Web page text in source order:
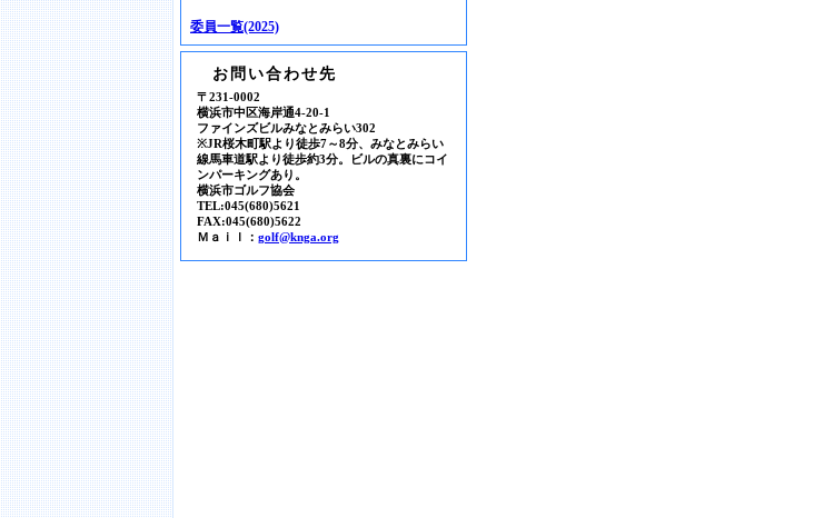
委員一覧(2025)
お問い合わせ先
〒231-0002
横浜市中区海岸通4-20-1
ファインズビルみなとみらい302
※JR桜木町駅より徒歩7～8分、みなとみらい
線馬車道駅より徒歩約3分。ビルの真裏にコイ
ンパーキングあり。
横浜市ゴルフ協会
TEL:045(680)5621
FAX:045(680)5622
Ｍａｉｌ： golf@knga.org